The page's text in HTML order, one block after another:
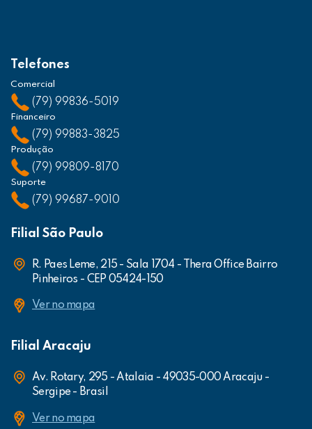
Telefones
Comercial
(79) 99836-5019
Financeiro
(79) 99883-3825
Produção
(79) 99809-8170
Suporte
(79) 99687-9010
Filial São Paulo
R. Paes Leme, 215 - Sala 1704 - Thera Office Bairro
Pinheiros - CEP 05424-150
Ver no mapa
Filial Aracaju
Av. Rotary, 295 - Atalaia - 49035-000 Aracaju -
Sergipe - Brasil
Ver no mapa